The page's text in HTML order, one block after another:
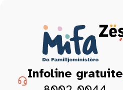
Infoline gratuite